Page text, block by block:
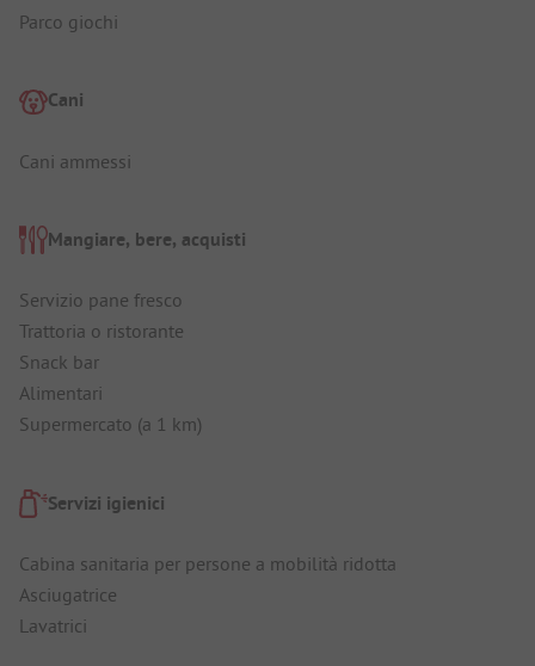
Parco giochi
Cani
Cani ammessi
Mangiare, bere, acquisti
Servizio pane fresco
Trattoria o ristorante
Snack bar
Alimentari
Supermercato (a 1 km)
Servizi igienici
Cabina sanitaria per persone a mobilità ridotta
Asciugatrice
Lavatrici